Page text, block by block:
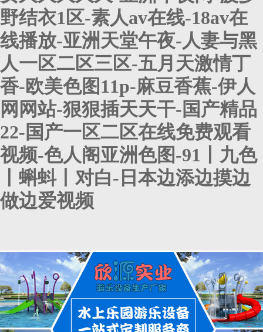
野结衣1区-素人av在线-18av在
线播放-亚洲天堂午夜-人妻与黑
人一区二区三区-五月天激情丁
香-欧美色图11p-麻豆香蕉-伊人
网网站-狠狠插天天干-国产精品
22-国产一区二区在线免费观看
视频-色人阁亚洲色图-91丨九色
丨蝌蚪丨对白-日本边添边摸边
做边爱视频